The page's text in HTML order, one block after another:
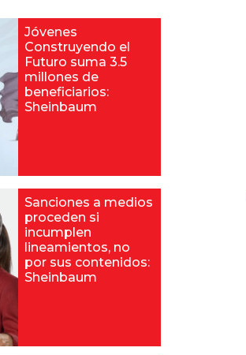
Jóvenes
Construyendo el
Futuro suma 3.5
millones de
beneficiarios:
Sheinbaum
Sanciones a medios
proceden si
incumplen
lineamientos, no
por sus contenidos:
Sheinbaum